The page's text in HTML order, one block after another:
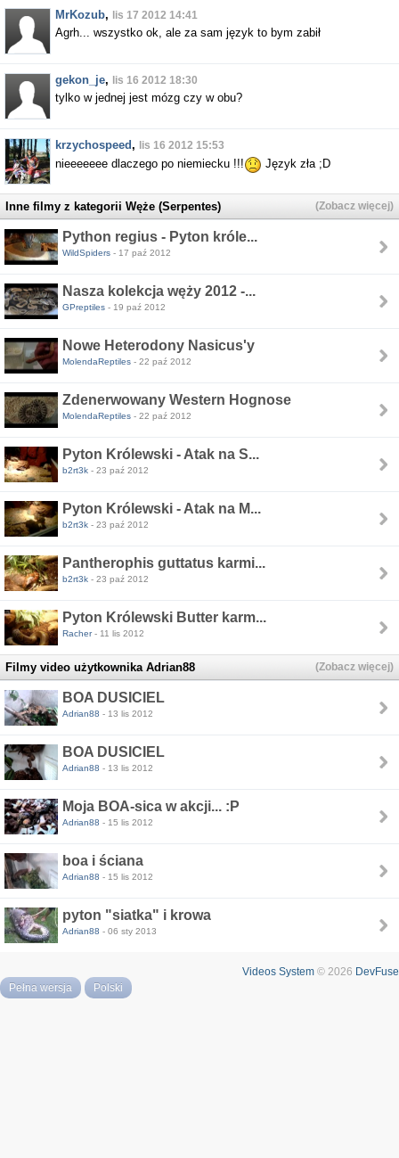
MrKozub, lis 17 2012 14:41
Agrh... wszystko ok, ale za sam język to bym zabił
gekon_je, lis 16 2012 18:30
tylko w jednej jest mózg czy w obu?
krzychospeed, lis 16 2012 15:53
nieeeeeee dlaczego po niemiecku !!! Język zła ;D
Inne filmy z kategorii Węże (Serpentes) (Zobacz więcej)
Python regius - Pyton króle...
WildSpiders - 17 paź 2012
Nasza kolekcja węży 2012 -...
GPreptiles - 19 paź 2012
Nowe Heterodony Nasicus'y
MolendaReptiles - 22 paź 2012
Zdenerwowany Western Hognose
MolendaReptiles - 22 paź 2012
Pyton Królewski - Atak na S...
b2rt3k - 23 paź 2012
Pyton Królewski - Atak na M...
b2rt3k - 23 paź 2012
Pantherophis guttatus karmi...
b2rt3k - 23 paź 2012
Pyton Królewski Butter karm...
Racher- 11 lis 2012
Filmy video użytkownika Adrian88 (Zobacz więcej)
BOA DUSICIEL
Adrian88 - 13 lis 2012
BOA DUSICIEL
Adrian88 - 13 lis 2012
Moja BOA-sica w akcji... :P
Adrian88 - 15 lis 2012
boa i ściana
Adrian88 - 15 lis 2012
pyton "siatka" i krowa
Adrian88 - 06 sty 2013
Videos System © 2026 DevFuse
Pełna wersja Polski